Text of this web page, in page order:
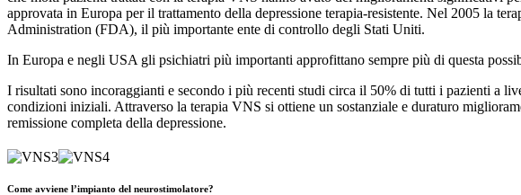
approvata in Europa per il trattamento della depressione terapia-resistente. Nel 2005 la
Administration (FDA), il più importante ente di controllo degli Stati Uniti.
In Europa e negli USA gli psichiatri più importanti approfittano sempre più di questa
I risultati sono incoraggianti e secondo i più recenti studi circa il 50% di tutti i pazienti a
condizioni iniziali. Attraverso la terapia VNS si ottiene un sostanziale e duraturo
remissione completa della depressione.
Come avviene l’impianto del neurostimolatore?